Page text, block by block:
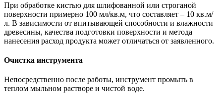
При обработке кистью для шлифованной или строганой
поверхности примерно 100 мл/кв.м, что составляет – 10 кв.м/
л. В зависимости от впитывающей способности и влажности
древесины, качества подготовки поверхности и метода
нанесения расход продукта может отличаться от заявленного.
Очистка инструмента
Непосредственно после работы, инструмент промыть в
теплом мыльном растворе и чистой воде.